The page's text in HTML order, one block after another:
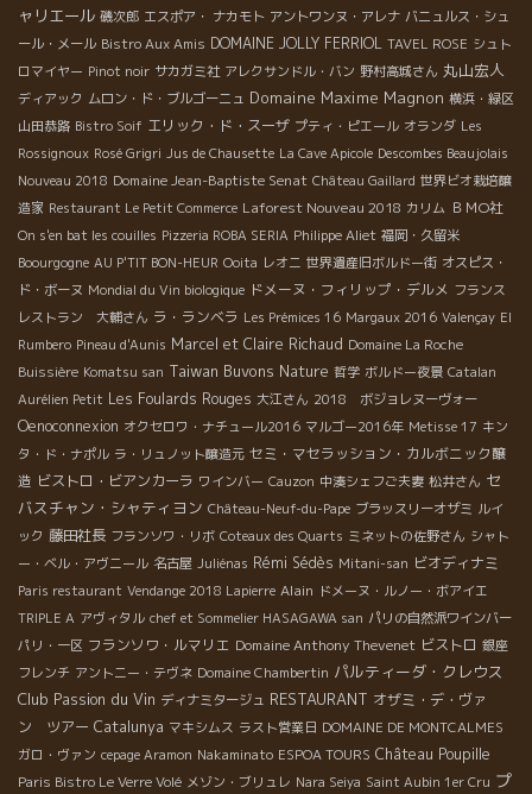
ャリエール 磯次郎 エスポア・ ナカモト アントワンヌ・アレナ バニュルス・シュ
ール・メール Bistro Aux Amis DOMAINE JOLLY FERRIOL TAVEL ROSE シュト
ロマイヤー Pinot noir サカガミ社 アレクサンドル・バン 野村高城さん 丸山宏人
ディアック ムロン・ド・ブルゴーニュ Domaine Maxime Magnon 横浜・緑区
山田恭路 Bistro Soif エリック・ド・スーザ プティ・ピエール オランダ Les
Rossignoux Rosé Grigri Jus de Chausette La Cave Apicole Descombes Beaujolais
Nouveau 2018 Domaine Jean-Baptiste Senat Château Gaillard 世界ビオ栽培醸
造家 Restaurant Le Petit Commerce Laforest Nouveau 2018 カリム ＢＭО社
On s'en bat les couilles Pizzeria ROBA SERIA Philippe Aliet 福岡・久留米
Boourgogne AU P'TIT BON-HEUR Ooita レオニ 世界遺産旧ボルドー街 オスピス・
ド・ボーヌ Mondial du Vin biologique ドメーヌ・フィリップ・デルメ フランス
レストラン 大輔さん ラ・ランベラ Les Prémices 16 Margaux 2016 Valençay El
Rumbero Pineau d'Aunis Marcel et Claire Richaud Domaine La Roche
Buissière Komatsu san Taiwan Buvons Nature 哲学 ボルドー夜景 Catalan
Aurélien Petit Les Foulards Rouges 大江さん 2018 ボジョレヌーヴォー
Oenoconnexion オクセロワ・ナチュール2016 マルゴー2016年 Metisse 17 キン
タ・ド・ナポル ラ・リュノット醸造元 セミ・マセラッション・カルボニック醸
造 ビストロ・ビアンカーラ ワインバー Cauzon 中湊シェフご夫妻 松井さん セ
バスチャン・シャティヨン Château-Neuf-du-Pape ブラッスリーオザミ ルイ
ック 藤田社長 フランソワ・リボ Coteaux des Quarts ミネットの佐野さん シャト
ー・ベル・アヴニール 名古屋 Juliénas Rémi Sédès Mitani-san ビオディナミ
Paris restaurant Vendange 2018 Lapierre Alain ドメーヌ・ルノー・ボアイエ
TRIPLE A アヴィタル chef et Sommelier HASAGAWA san パリの自然派ワインバー
パリ・一区 フランソワ・ルマリエ Domaine Anthony Thevenet ビストロ 銀座
フレンチ アントニー・テヴネ Domaine Chambertin パルティーダ・クレウス
Club Passion du Vin ディナミタージュ RESTAURANT オザミ・デ・ヴァ
ン ツアー Catalunya マキシムス ラスト営業日 DOMAINE DE MONTCALMES
ガロ・ヴァン cepage Aramon Nakaminato ESPOA TOURS Château Poupille
Paris Bistro Le Verre Volé メゾン・ブリュレ Nara Seiya Saint Aubin 1er Cru プ